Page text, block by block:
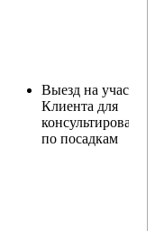
Выезд на участок
Клиента для
консультирования
по посадкам